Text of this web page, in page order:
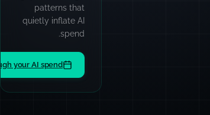
patterns that
quietly inflate AI
spend.
your AI spend